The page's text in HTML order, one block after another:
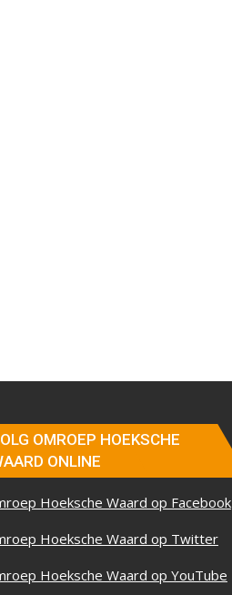
OMROEP HOEKSCHE
ONLINE
Hoeksche Waard op Facebook
Hoeksche Waard op Twitter
Hoeksche Waard op YouTube